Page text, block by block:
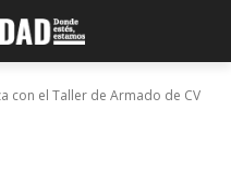
con el Taller de Armado de CV